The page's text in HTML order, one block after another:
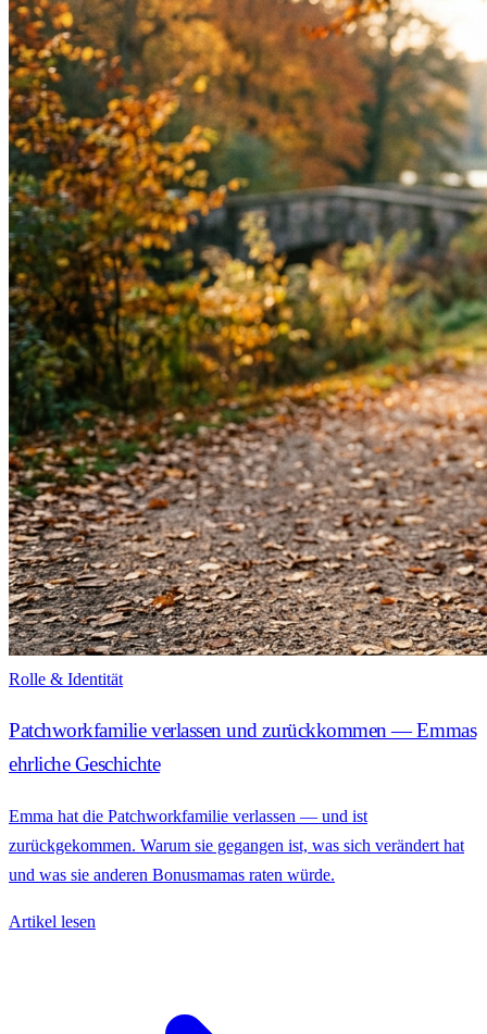
Rolle & Identität
Patchworkfamilie verlassen und zurückkommen — Emmas
ehrliche Geschichte
Emma hat die Patchworkfamilie verlassen — und ist
zurückgekommen. Warum sie gegangen ist, was sich verändert hat
und was sie anderen Bonusmamas raten würde.
Artikel lesen